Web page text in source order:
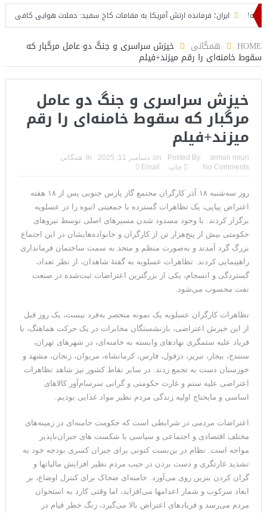
ایران؛ فرمانده ارتش آمریکا به مقامات کاخ سفید: حملات هوایی کافی نیست
HOME همگانی خیزش سراسری و جنگ دو عامل مرگبار که
سقوط خامنه‌ای را رقم میزند+فیلم
خیزش سراسری و جنگ دو عامل
مرگبار که سقوط خامنه‌ای را رقم
میزند+فیلم
Posted By: arman nouri
on: دسامبر 11, 2025 In: همگانی
No Comments
چاپ Email
روز سه‌شنبه ۱۸ آذر کارگران مجتمع گاز پارس جنوبی پس از ۱۸ هفته
اعتراض پیاپی، یک تظاهرات گسترده با جمعیتی انبوه را در عسلویه
برگزار کردند. با وجود مسدود شدن مسیرهای اصلی توسط نیروهای
حکومتی بیش از پنج‌هزار تن از کارگران و خانواده‌هایشان در این اجتماع
بزرگ گرد آمدند و به‌صورت منظم و متحد به سمت ساختمان فرمانداری
راهپیمایی کردند. تظاهرات عسلویه به گفتهٔ شاهدان، از نظر تعداد،
گستردگی و انسجام، یکی از بزرگترین اعتراضات ثبت‌شده در صنعت
نفت محسوب می‌شود.
تظاهرات کارگران عسلویه یک نمونه منحصر به‌فرد نیست، یک روز قبل
از این خیزش اعتراضی، بازنشستگان مخابرات در یک حرکت هماهنگ، با
فریاد علیه ستمگری نهادهای وابسته به خامنه‌ای، در شهرهای تهران،
سنندج، بیجار، تبریز، دزفول، فارس، کرمانشاه، مریوان، زنجان، مشهد و
خوزستان دست به تجمع زدند. در سایر نقاط کشور نیز شاهد تظاهرات
اعتراضی علیه ستم و غارت حکومتی و گرانی سرسام‌آور کالاهای
اساسی و مایحتاج اولیه زندگی مردم نظیر مواد غذایی بودیم.
اعتراضات مردمی در شرایطی است که حکومت خامنه‌ای در زمینه‌های
مختلف اقتصادی و اجتماعی و سیاسی با شکست های جبران‌ناپذیر
مواجه است. نظام در بن‌بست کنونی برای جبران کسری بودجه خود به
تشدید غارتگری و دست بردن در جیب مردم نظیر افزایش مالیاتها و
گران کردن بنزین روی می‌آورد. خامنه‌ای ضحاک برای کنترل اوضاع، بر
ابعاد سرکوب و شمار اعدامها می‌افزاید، اما وقتی کارد به استخوان
مردم می‌رسد و فریادهای اعتراض بالا می‌گیرد، زنگ خطر قیام در